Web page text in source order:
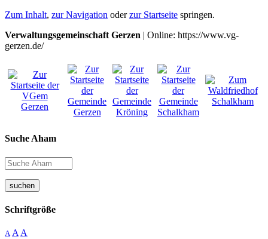
Zum Inhalt, zur Navigation oderzur Startseite springen.
Verwaltungsgemeinschaft Gerzen | Online: https://www.vg-
gerzen.de/
Suche Aham
suchen
Schriftgröße
A A A